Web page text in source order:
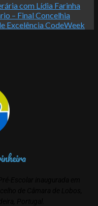
com Lídia Farinha
– Final Concelhia
Excelência CodeWeek